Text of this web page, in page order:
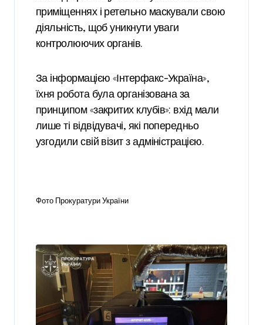
приміщеннях і ретельно маскували свою
діяльність, щоб уникнути уваги
контролюючих органів.
За інформацією «Інтерфакс-Україна»,
їхня робота була організована за
принципом «закритих клубів»: вхід мали
лише ті відвідувачі, які попередньо
узгодили свій візит з адміністрацією.
Фото Прокуратури України